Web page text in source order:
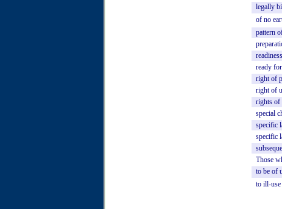
legally
of no
pattern
readiness
ready for
right of
right of
rights of
special
specific
specific
Those
to be of
to ill-use